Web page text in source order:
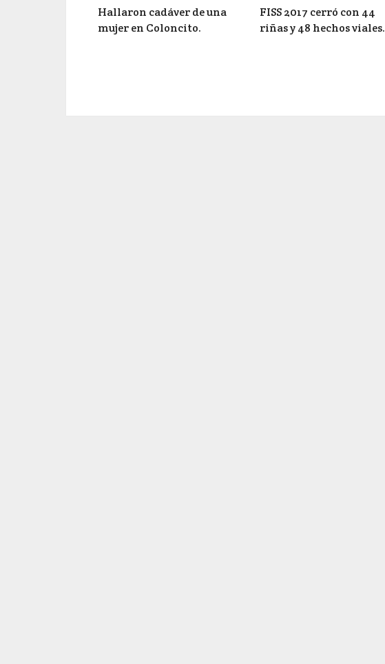
Hallaron cadáver de una
mujer en Coloncito.
FISS 2017 cerró con 44
riñas y 48 hechos viales.